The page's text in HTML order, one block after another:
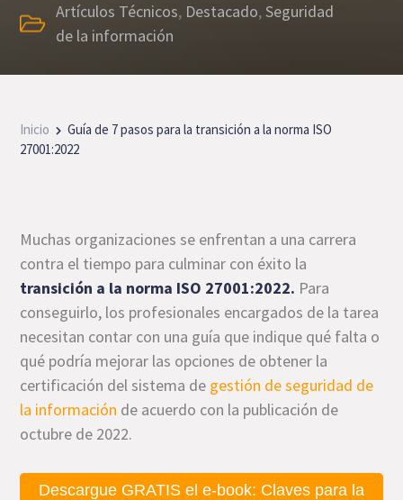
Artículos Técnicos, Destacado,Seguridad
de la información
Inicio
Guía de 7 pasos para la transición a la norma ISO
27001:2022
Muchas organizaciones se enfrentan a una carrera
contra el tiempo para culminar con éxito la
transición a la norma ISO 27001:2022. Para
conseguirlo, los profesionales encargados de la tarea
necesitan contar con una guía que indique qué falta o
qué podría mejorar las opciones de obtener la
certificación del sistema de gestión de seguridad de
la información de acuerdo con la publicación de
octubre de 2022.
Descargue GRATIS el e-book: Claves para la